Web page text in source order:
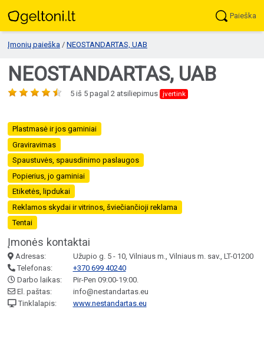
Paieška
Įmonių paieška / NEOSTANDARTAS, UAB
NEOSTANDARTAS, UAB
5 iš 5 pagal 2 atsiliepimus įvertink
Plastmasė ir jos gaminiai
Graviravimas
Spaustuvės, spausdinimo paslaugos
Popierius, jo gaminiai
Etiketės, lipdukai
Reklamos skydai ir vitrinos, šviečiančioji reklama
Tentai
Įmonės kontaktai
Adresas:
Užupio g. 5 - 10, Vilniaus m., Vilniaus m. sav., LT-01200
Telefonas:
+370 699 40240
Darbo laikas:
Pir-Pen 09:00-19:00.
El. paštas:
info@nestandartas.eu
Tinklalapis:
www.nestandartas.eu